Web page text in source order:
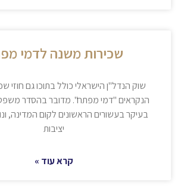
שכירות משנה לדמי
שוק הנדל"ן הישראלי כולל בתוכו גם חוזי
הנקראים "דמי מפתח". מדובר בהסדר
בעיקר בעשורים הראשונים לקום המדינה,
יציבות
קרא עוד »